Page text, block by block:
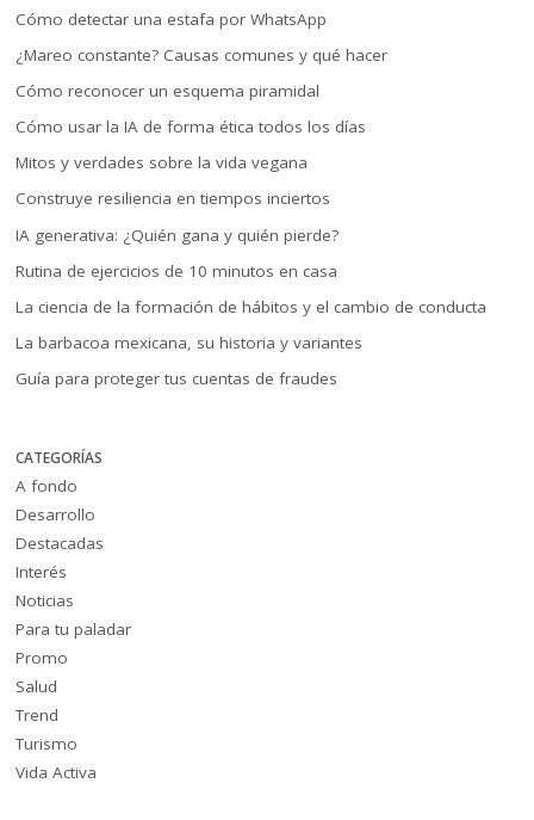
Cómo detectar una estafa por WhatsApp
¿Mareo constante? Causas comunes y qué hacer
Cómo reconocer un esquema piramidal
Cómo usar la IA de forma ética todos los días
Mitos y verdades sobre la vida vegana
Construye resiliencia en tiempos inciertos
IA generativa: ¿Quién gana y quién pierde?
Rutina de ejercicios de 10 minutos en casa
La ciencia de la formación de hábitos y el cambio de conducta
La barbacoa mexicana, su historia y variantes
Guía para proteger tus cuentas de fraudes
CATEGORÍAS
A fondo
Desarrollo
Destacadas
Interés
Noticias
Para tu paladar
Promo
Salud
Trend
Turismo
Vida Activa